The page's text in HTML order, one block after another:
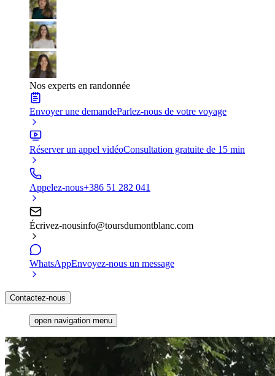
Nos experts en randonnée
Envoyer une demandeParlez-nous de votre voyage
Réserver un appel vidéoConsultation gratuite de 15 min
Appelez-nous+386 51 282 041
Écrivez-nousinfo@toursdumontblanc.com
WhatsAppEnvoyez-nous un message
Contactez-nous
open navigation menu